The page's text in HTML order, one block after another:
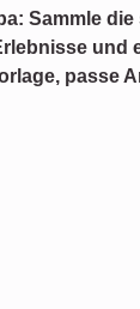
Sammle
und
passe